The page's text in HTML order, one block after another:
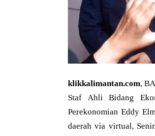
klikkalimantan.com,
Staf Ahli Bidang
Perekonomian Eddy
daerah via virtual,